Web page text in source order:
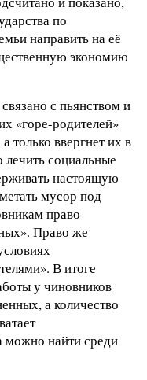
по
направить на её
экономию
с пьянством и
«горе-родителей»
только ввергнет их в
социальные
настоящую
мусор под
право
Право же
В итоге
у чиновников
а количество
можно найти среди